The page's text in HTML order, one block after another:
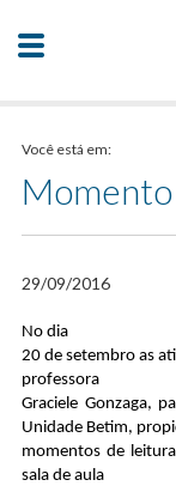
Você está em:
29/09/2016
No dia
20 de setembro as
professora
Graciele Gonzaga,
Unidade Betim,
momentos de
sala de aula